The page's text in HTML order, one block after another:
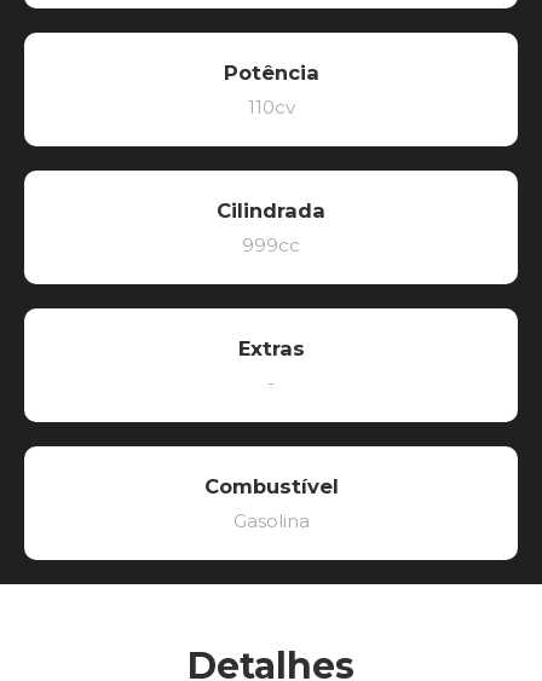
Potência
110cv
Cilindrada
999cc
Extras
-
Combustível
Gasolina
Detalhes